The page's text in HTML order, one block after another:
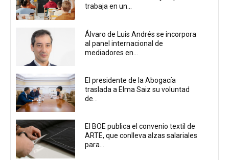
trabaja en un...
Álvaro de Luis Andrés se incorpora
al panel internacional de
mediadores en...
El presidente de la Abogacía
traslada a Elma Saiz su voluntad
de...
El BOE publica el convenio textil de
ARTE, que conlleva alzas salariales
para...